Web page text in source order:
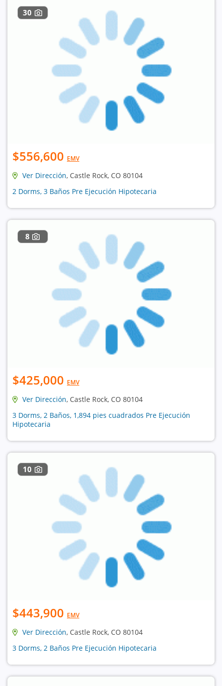
30
$556,600 EMV
Ver Dirección, Castle Rock, CO 80104
2 Dorms, 3 Baños Pre Ejecución Hipotecaria
8
$425,000 EMV
Ver Dirección, Castle Rock, CO 80104
3 Dorms, 2 Baños, 1,894 pies cuadrados Pre Ejecución
Hipotecaria
10
$443,900 EMV
Ver Dirección, Castle Rock, CO 80104
3 Dorms, 2 Baños Pre Ejecución Hipotecaria